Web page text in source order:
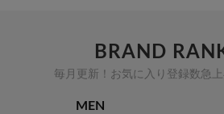
BRAND
毎月更新！お気に入り登録数急
MEN